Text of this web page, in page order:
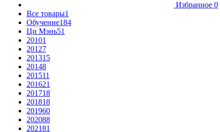
Избранное 0
Все товары1
Обучение184
Ци Мэнь51
20101
20127
201315
20148
201511
201621
201718
201818
201960
202088
202181